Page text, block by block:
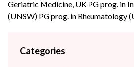
Geriatric Medicine, UK PG prog. in
(UNSW) PG prog. in Rheumatology
three decades in Internal Medicine.
Categories